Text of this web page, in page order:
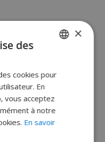
DUTCH
SPANISH
GERMAN
×
des
cookies pour
En
vous acceptez
à notre
En savoir